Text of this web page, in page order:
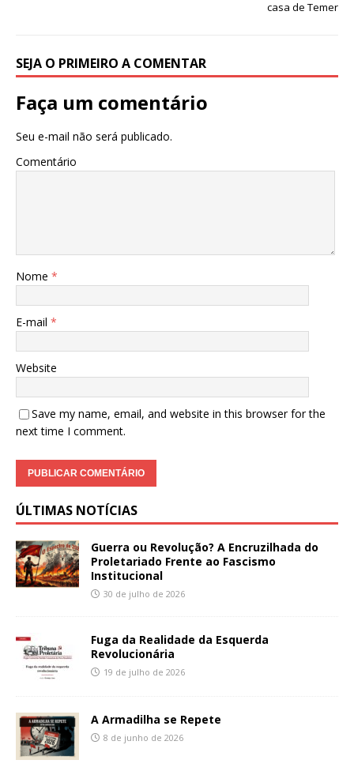
casa de Temer
SEJA O PRIMEIRO A COMENTAR
Faça um comentário
Seu e-mail não será publicado.
Comentário
Nome *
E-mail *
Website
Save my name, email, and website in this browser for the
next time I comment.
ÚLTIMAS NOTÍCIAS
Guerra ou Revolução? A Encruzilhada do
Proletariado Frente ao Fascismo
Institucional
30 de julho de 2026
Fuga da Realidade da Esquerda
Revolucionária
19 de julho de 2026
A Armadilha se Repete
8 de junho de 2026